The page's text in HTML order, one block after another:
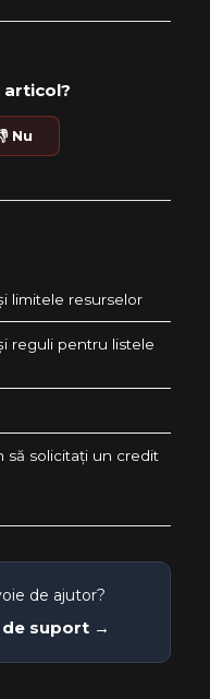
Nu
limitele resurselor
reguli pentru listele
să solicitați un credit
de ajutor?
de suport →